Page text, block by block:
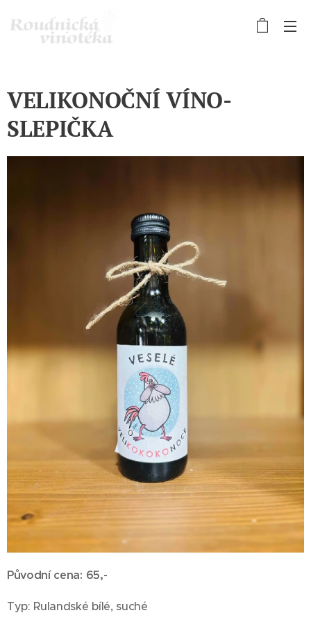
VELIKONOČNÍ VÍNO-
SLEPIČKA
Původní cena: 65,-
Typ: Rulandské bílé, suché